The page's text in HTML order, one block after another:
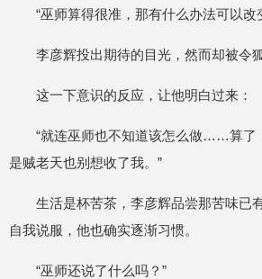
“巫师算得很准，那有什么办法可以改
李彦辉投出期待的目光，然而却被令
这一下意识的反应，让他明白过来：
“就连巫师也不知道该怎么做……算了
是贼老天也别想收了我。”
生活是杯苦茶，李彦辉品尝那苦味已
自我说服，他也确实逐渐习惯。
“巫师还说了什么吗？”